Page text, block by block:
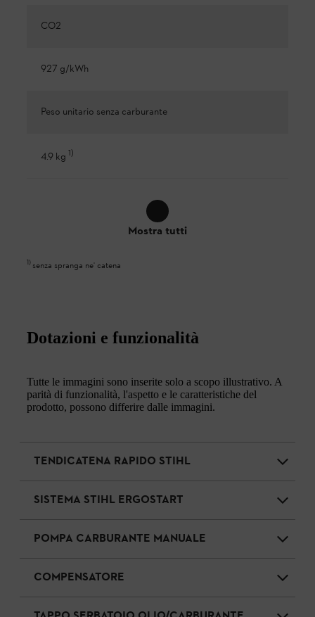
CO2
927 g/kWh
Peso unitario senza carburante
4.9 kg 1)
Mostra tutti
1) senza spranga ne' catena
Dotazioni e funzionalità
Tutte le immagini sono inserite solo a scopo illustrativo. A
parità di funzionalità, l'aspetto e le caratteristiche del
prodotto, possono differire dalle immagini.
TENDICATENA RAPIDO STIHL
SISTEMA STIHL ERGOSTART
POMPA CARBURANTE MANUALE
COMPENSATORE